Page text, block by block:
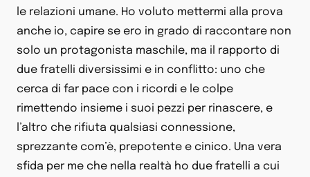
le relazioni umane. Ho voluto mettermi alla prova
anche io, capire se ero in grado di raccontare non
solo un protagonista maschile, ma il rapporto di
due fratelli diversissimi e in conflitto: uno che
cerca di far pace con i ricordi e le colpe
rimettendo insieme i suoi pezzi per rinascere, e
l’altro che rifiuta qualsiasi connessione,
sprezzante com’è, prepotente e cinico. Una vera
sfida per me che nella realtà ho due fratelli a cui